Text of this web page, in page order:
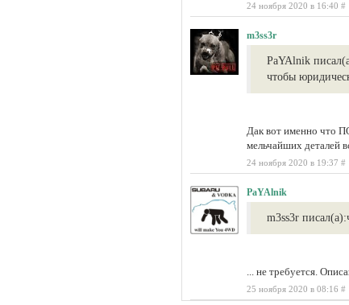
24 ноября 2020 в 16:40 #
m3ss3r
PaYAlnik
чтобы
Дак вот именно что
мельчайших деталей
24 ноября 2020 в 19:37 #
PaYAlnik
m3ss3r писал(а):
... не требуется.
25 ноября 2020 в 08:16 #